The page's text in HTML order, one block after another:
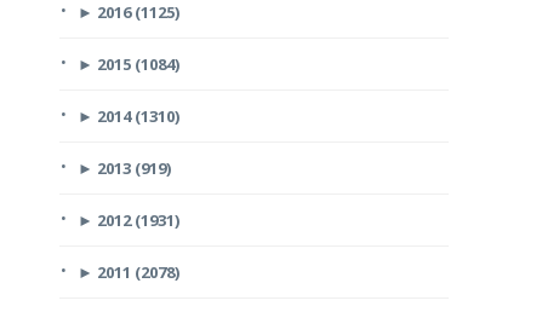
► 2016 (1125)
► 2015 (1084)
► 2014 (1310)
► 2013 (919)
► 2012 (1931)
► 2011 (2078)